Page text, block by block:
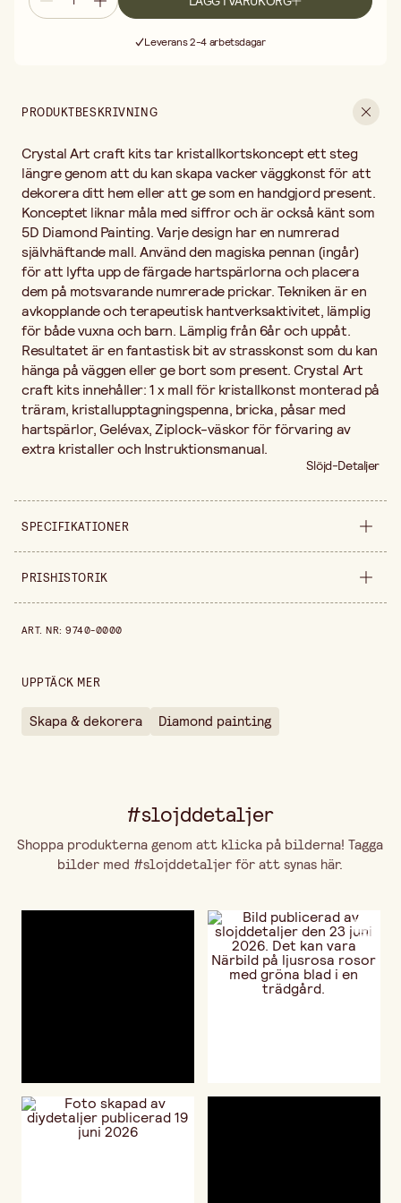
ge bort som present. Crystal Art craft kits innehåller: 1 x mall för
bricka, påsar med hartspärlor, Gelévax, Ziplock-väskor för
Leverans 2-4 arbetsdagar
PRODUKTBESKRIVNING
Crystal Art craft kits tar kristallkortskoncept ett steg
längre genom att du kan skapa vacker väggkonst för att
dekorera ditt hem eller att ge som en handgjord present.
Konceptet liknar måla med siffror och är också känt som
5D Diamond Painting. Varje design har en numrerad
självhäftande mall. Använd den magiska pennan (ingår)
för att lyfta upp de färgade hartspärlorna och placera
dem på motsvarande numrerade prickar. Tekniken är en
avkopplande och terapeutisk hantverksaktivitet, lämplig
för både vuxna och barn. Lämplig från 6år och uppåt.
Resultatet är en fantastisk bit av strasskonst som du kan
hänga på väggen eller ge bort som present. Crystal Art
craft kits innehåller: 1 x mall för kristallkonst monterad på
träram, kristallupptagningspenna, bricka, påsar med
hartspärlor, Gelévax, Ziplock-väskor för förvaring av
extra kristaller och Instruktionsmanual.
Slöjd-Detaljer
SPECIFIKATIONER
Säljs i förpackning
PRISHISTORIK
ART. NR:9740-0000
UPPTÄCK MER
Skapa & dekorera Diamond painting
#slojddetaljer
Shoppa produkterna genom att klicka på bilderna! Tagga
bilder med #slojddetaljer för att synas här.